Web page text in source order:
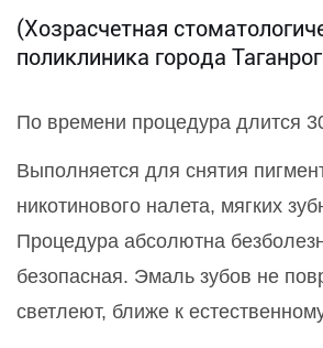
(Хозрасчетная
поликлиника города
По времени процедура длится
Выполняется для снятия
никотинового налета, мягких
Процедура абсолютна
безопасная. Эмаль зубов не
светлеют, ближе к